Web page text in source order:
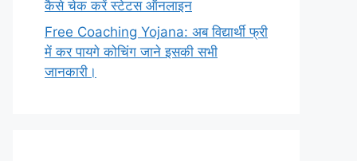
कैसे चेक करें स्टेटस ऑनलाइन
Free Coaching Yojana: अब विद्यार्थी फ्री
में कर पायगे कोचिंग जाने इसकी सभी
जानकारी।